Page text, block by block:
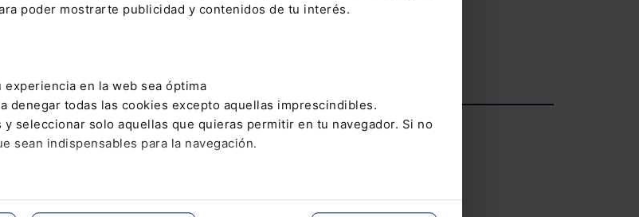
poder mostrarte publicidad y contenidos de tu interés.
experiencia en la web sea óptima
denegar todas las cookies excepto aquellas imprescindibles.
y seleccionar solo aquellas que quieras permitir en tu navegador. Si no
sean indispensables para la navegación.
la Asociación o consultar la web:
INFORMACIÓN